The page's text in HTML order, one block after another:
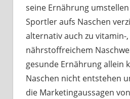
seine Ernährung
Sportler aufs Naschen
alternativ auch zu
nährstoffreichem
gesunde Ernährung allein
Naschen nicht entstehen
die Marketingaussagen